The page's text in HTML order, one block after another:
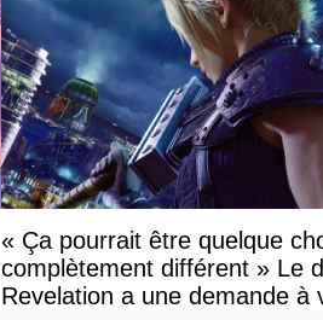
« Ça pourrait être quelque
complètement différent » Le
Revelation a une demande à